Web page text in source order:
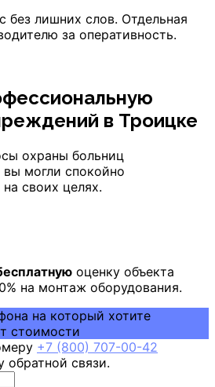
без лишних слов. Отдельная
за оперативность.
в Троицке
охраны больниц
могли спокойно
своих целях.
оценку объекта
на монтаж оборудования.
на который хотите
стоимости
+7 (800) 707-00-42
обратной связи.